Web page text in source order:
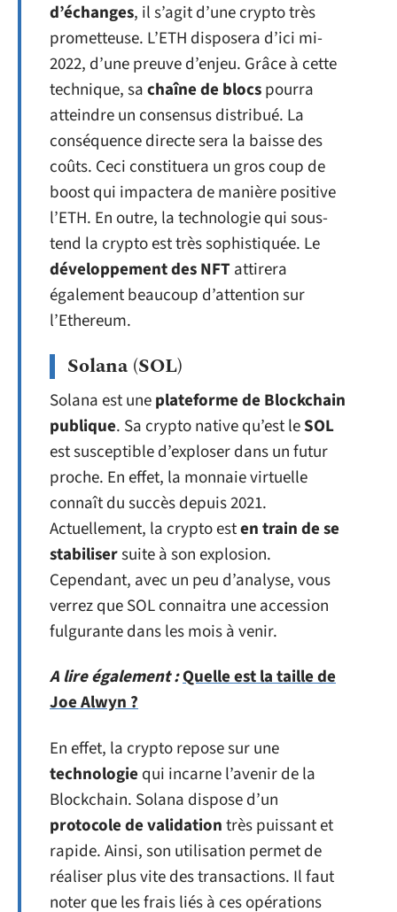
d’échanges, il s’agit d’une crypto très
prometteuse. L’ETH disposera d’ici mi-
2022, d’une preuve d’enjeu. Grâce à cette
technique, sachaîne de blocspourra
atteindre un consensus distribué. La
conséquence directe sera la baisse des
coûts. Ceci constituera un gros coup de
boost qui impactera de manière positive
l’ETH. En outre, la technologie qui sous-
tend la crypto est très sophistiquée. Le
développement des NFT attirera
également beaucoup d’attention sur
l’Ethereum.
Solana (SOL)
Solana est uneplateforme de Blockchain
publique. Sa crypto native qu’est leSOL
est susceptible d’exploser dans un futur
proche. En effet, la monnaie virtuelle
connaît du succès depuis 2021.
Actuellement, la crypto esten train de se
stabilisersuite à son explosion.
Cependant, avec un peu d’analyse, vous
verrez que SOL connaitra une accession
fulgurante dans les mois à venir.
A lire également :Quelle est la taille de
Joe Alwyn ?
En effet, la crypto repose sur une
technologie qui incarne l’avenir de la
Blockchain. Solana dispose d’un
protocole de validationtrès puissant et
rapide. Ainsi, son utilisation permet de
réaliser plus vite des transactions. Il faut
noter que les frais liés à ces opérations